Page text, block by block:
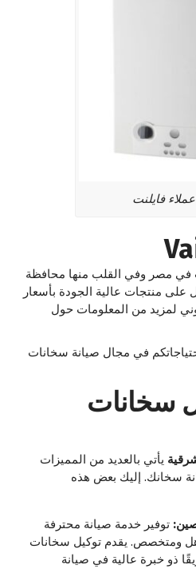
فايلنت
في مصر وفي القلب منها محافظة
منتجات عالية الجودة بأسعار
لمزيد من المعلومات حول
في مجال صيانة سخانات
سخانات
يأتي بالعديد من المميزات
سخانك. إليك بعض هذه
توفير خدمة صيانة محترفة
ومتخصص. يقدم توكيل سخانات
ذو خبرة عالية في صيانة